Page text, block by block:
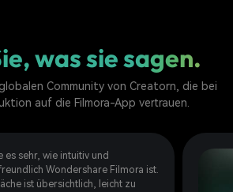
was sie sagen.
Community von Creatorn, die bei
auf die Filmora-App vertrauen.
es sehr, wie intuitiv und
Wondershare Filmora ist.
ist übersichtlich, leicht zu